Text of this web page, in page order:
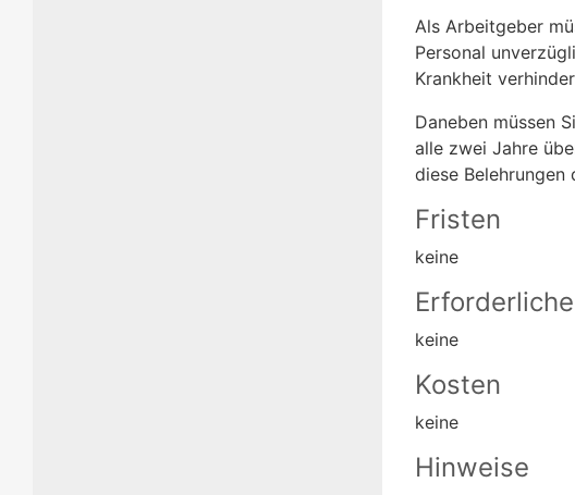
Als Arbeitgeber
Personal
Krankheit
Daneben müssen
alle zwei Jahre
diese Belehrungen
Fristen
keine
keine
Kosten
keine
Hinweise